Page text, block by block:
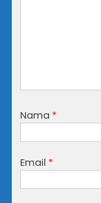
Nama *
Email *